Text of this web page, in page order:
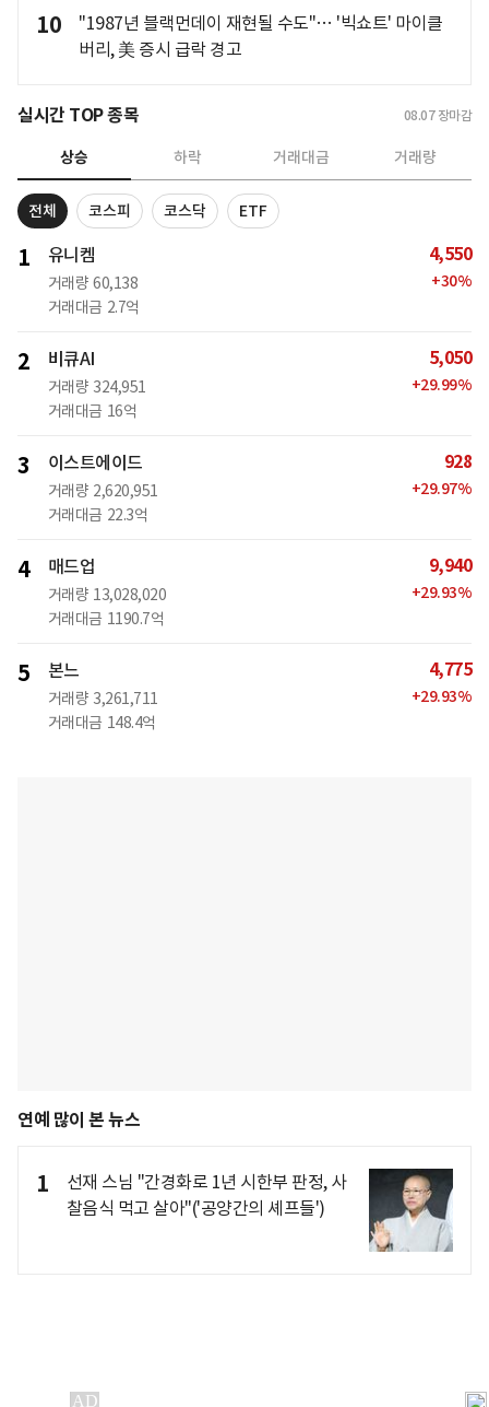
10
"1987년 블랙먼데이 재현될 수도"… '빅쇼트' 마이클
버리, 美 증시 급락 경고
실시간 TOP 종목 08.07 장마감
상승 하락 거래대금 거래량
전체 코스피 코스닥 ETF
1 유니켐
거래량 60,138
거래대금 2.7억
4,550
+30%
2 비큐AI
거래량 324,951
거래대금 16억
5,050
+29.99%
3 이스트에이드
거래량 2,620,951
거래대금 22.3억
928
+29.97%
4 매드업
거래량 13,028,020
거래대금 1190.7억
9,940
+29.93%
5 본느
거래량 3,261,711
거래대금 148.4억
4,775
+29.93%
연예 많이 본 뉴스
1
선재 스님 "간경화로 1년 시한부 판정, 사
찰음식 먹고 살아"('공양간의 셰프들')